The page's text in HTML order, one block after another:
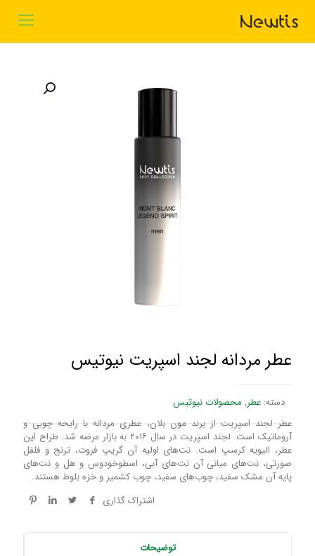
عطر مردانه لجند اسپریت نیوتیس
عطر لجند اسپریت از برند مون بلان، عطری مردانه با رایحه چوبی و
آروماتیک است. لجند اسپریت در سال ۲۰۱۶ به بازار عرضه شد. طراح این
عطر، الیویه کرسپ است. نت‌های اولیه آن گریپ فروت، ترنج و فلفل
صورتی، نت‌های میانی آن نت‌های آبی، اسطوخودوس و هل و نت‌های
پایه آن مشک سفید، چوب‌های سفید، چوب کشمیر و خزه بلوط هستند.
دسته: عطر, محصولات نیوتیس
اشتراک گذاری
توضیحات